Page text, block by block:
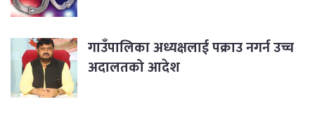
गाउँपालिका अध्यक्षलाई पक्राउ नगर्न उच्च
अदालतको आदेश